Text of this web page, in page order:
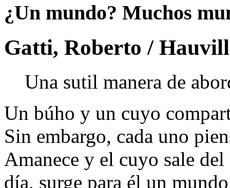
¿Un mundo? Muchos
Gatti, Roberto /
Una sutil manera de
Un búho y un cuyo
Sin embargo, cada uno
Amanece y el cuyo sale
día, surge para él un